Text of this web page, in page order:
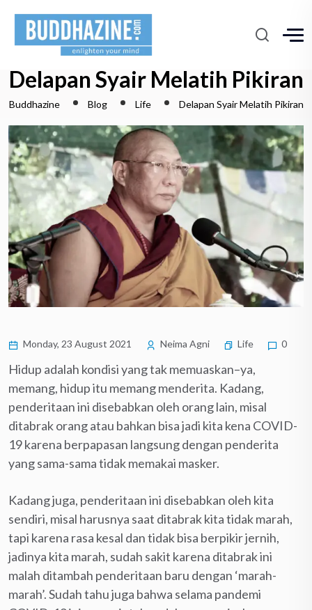
Delapan Syair Melatih Pikiran
Buddhazine Blog Life Delapan Syair Melatih Pikiran
Monday, 23 August 2021 Neima Agni Life 0
Hidup adalah kondisi yang tak memuaskan–ya,
memang, hidup itu memang menderita. Kadang,
penderitaan ini disebabkan oleh orang lain, misal
ditabrak orang atau bahkan bisa jadi kita kena COVID-
19 karena berpapasan langsung dengan penderita
yang sama-sama tidak memakai masker.
Kadang juga, penderitaan ini disebabkan oleh kita
sendiri, misal harusnya saat ditabrak kita tidak marah,
tapi karena rasa kesal dan tidak bisa berpikir jernih,
jadinya kita marah, sudah sakit karena ditabrak ini
malah ditambah penderitaan baru dengan ‘marah-
marah’. Sudah tahu juga bahwa selama pandemi